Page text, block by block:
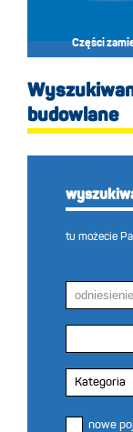
Części
budowlane
tu możecie
nowe